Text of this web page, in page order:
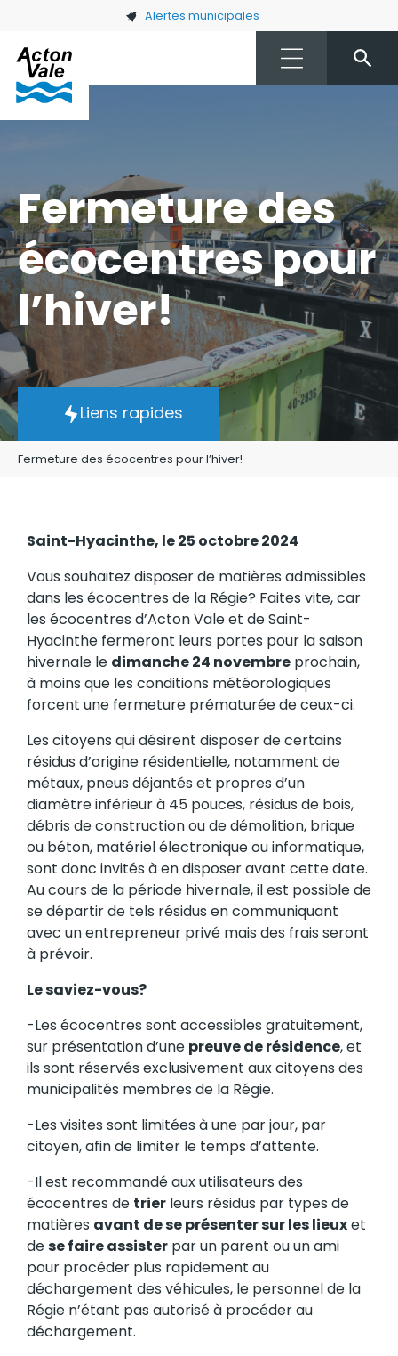
Skip to main content Alertes municipales
Fermeture des
écocentres pour
l’hiver!
Liens rapides
Fermeture des écocentres pour l’hiver!
Saint-Hyacinthe, le 25 octobre 2024
Vous souhaitez disposer de matières admissibles
dans les écocentres de la Régie? Faites vite, car
les écocentres d’Acton Vale et de Saint-
Hyacinthe fermeront leurs portes pour la saison
hivernale le dimanche 24 novembre prochain,
à moins que les conditions météorologiques
forcent une fermeture prématurée de ceux-ci.
Les citoyens qui désirent disposer de certains
résidus d’origine résidentielle, notamment de
métaux, pneus déjantés et propres d’un
diamètre inférieur à 45 pouces, résidus de bois,
débris de construction ou de démolition, brique
ou béton, matériel électronique ou informatique,
sont donc invités à en disposer avant cette date.
Au cours de la période hivernale, il est possible de
se départir de tels résidus en communiquant
avec un entrepreneur privé mais des frais seront
à prévoir.
Le saviez-vous?
-Les écocentres sont accessibles gratuitement,
sur présentation d’une preuve de résidence, et
ils sont réservés exclusivement aux citoyens des
municipalités membres de la Régie.
-Les visites sont limitées à une par jour, par
citoyen, afin de limiter le temps d’attente.
-Il est recommandé aux utilisateurs des
écocentres de trier leurs résidus par types de
matières avant de se présenter sur les lieuxet
dese faire assister par un parent ou un ami
pour procéder plus rapidement au
déchargement des véhicules, le personnel de la
Régie n’étant pas autorisé à procéder au
déchargement.